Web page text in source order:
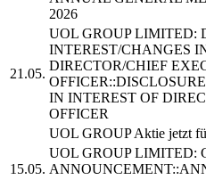
2026
21.05.
UOL GROUP LIMITED:
INTEREST/CHANGES
DIRECTOR/CHIEF
IN INTEREST OF
OFFICER
UOL GROUPAktie jetzt
15.05.
UOL GROUP LIMITED: